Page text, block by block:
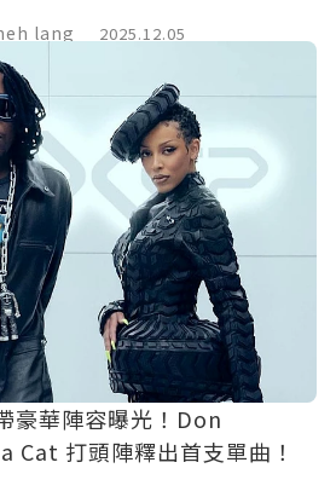
lang
2025.12.05
豪華陣容曝光！Don
Cat 打頭陣釋出首支單曲！